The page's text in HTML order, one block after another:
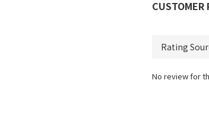
CUSTOMER
No review for